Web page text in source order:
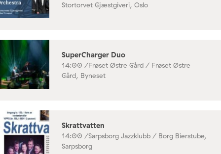
Stortorvet Gjæstgiveri, Oslo
SuperCharger Duo
14:00 /Frøset Østre Gård / Frøset Østre
Gård, Byneset
Skrattvatten
14:00 /Sarpsborg Jazzklubb / Borg Bierstube,
Sarpsborg